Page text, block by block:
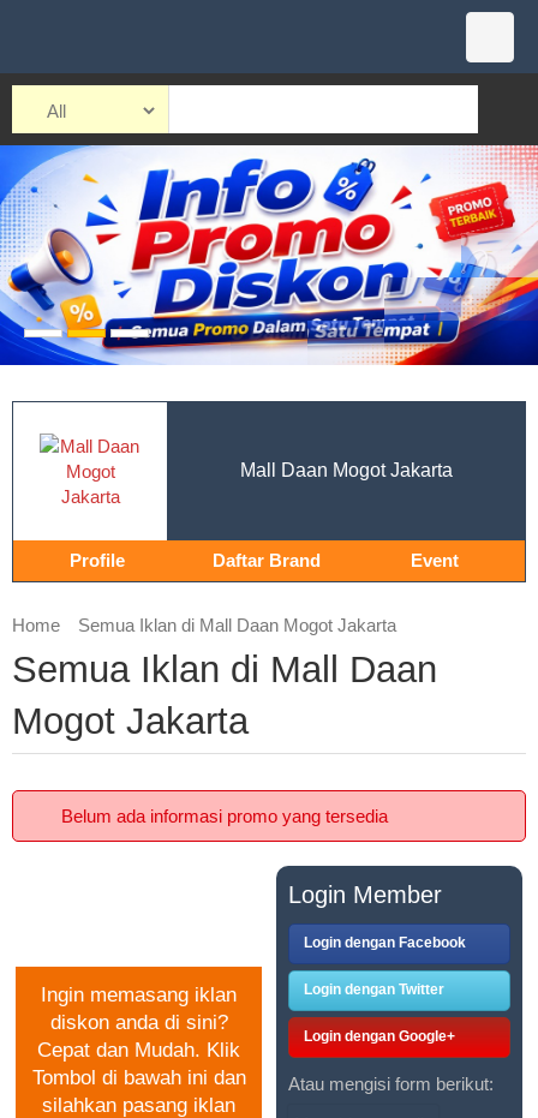
Mall Daan Mogot Jakarta
Profile Daftar Brand Event
Home Semua Iklan di Mall Daan Mogot Jakarta
Semua Iklan di Mall Daan
Mogot Jakarta
Belum ada informasi promo yang tersedia
Ingin memasang iklan
diskon anda di sini?
Cepat dan Mudah. Klik
Tombol di bawah ini dan
silahkan pasang iklan
Login Member
Login dengan Facebook
Login dengan Twitter
Login dengan Google+
Atau mengisi form berikut: